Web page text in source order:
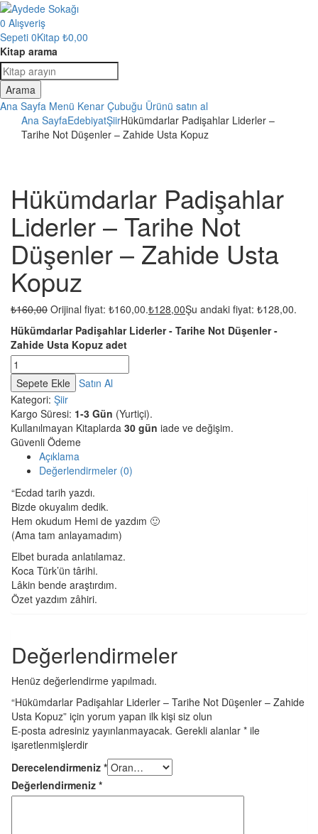
0 Alışveriş
Sepeti 0Kitap ₺0,00
Kitap arama
Arama
Ana Sayfa Menü Kenar Çubuğu Ürünü satın al
Ana SayfaEdebiyatŞiirHükümdarlar Padişahlar Liderler –
Tarihe Not Düşenler – Zahide Usta Kopuz
Hükümdarlar Padişahlar
Liderler – Tarihe Not
Düşenler – Zahide Usta
Kopuz
₺160,00 Orijinal fiyat: ₺160,00.₺128,00Şu andaki fiyat: ₺128,00.
Hükümdarlar Padişahlar Liderler - Tarihe Not Düşenler -
Zahide Usta Kopuz adet
Sepete Ekle Satın Al
Kategori: Şiir
Kargo Süresi: 1-3 Gün (Yurtiçi).
Kullanılmayan Kitaplarda 30 gün iade ve değişim.
Güvenli Ödeme
Açıklama
Değerlendirmeler (0)
“Ecdad tarih yazdı.
Bizde okuyalım dedik.
Hem okudum Hemi de yazdım 🙂
(Ama tam anlayamadım)
Elbet burada anlatılamaz.
Koca Türk’ün târihi.
Lâkin bende araştırdım.
Özet yazdım zâhiri.
Değerlendirmeler
Henüz değerlendirme yapılmadı.
“Hükümdarlar Padişahlar Liderler – Tarihe Not Düşenler – Zahide
Usta Kopuz” için yorum yapan ilk kişi siz olun
E-posta adresiniz yayınlanmayacak. Gerekli alanlar * ile
işaretlenmişlerdir
Derecelendirmeniz *
Değerlendirmeniz *